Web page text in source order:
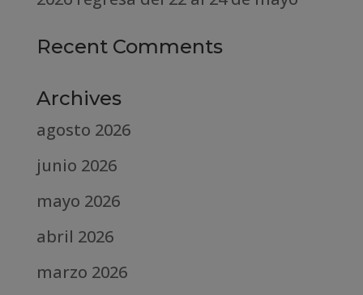
Recent Comments
Archives
agosto 2026
junio 2026
mayo 2026
abril 2026
marzo 2026